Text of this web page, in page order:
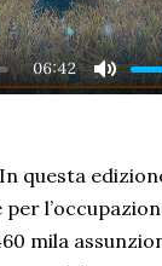
06:42
In questa
mila